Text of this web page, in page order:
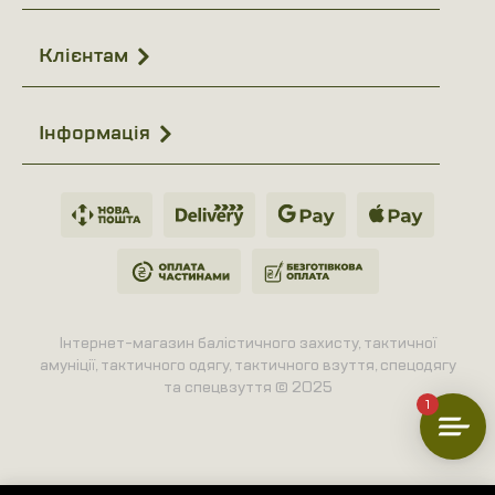
Клієнтам
Інформація
Інтернет-магазин балістичного захисту, тактичної
амуніції, тактичного одягу, тактичного взуття, спецодягу
та спецвзуття © 2025
1